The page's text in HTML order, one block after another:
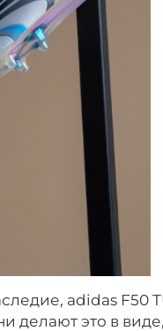
adidas F50
делают это в